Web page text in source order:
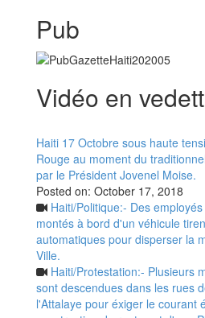
Pub
Vidéo en
Haiti 17 Octobre sous haute
Rouge au moment du
par le Président Jovenel Moise.
Posted on: October 17, 2018
Haiti/Politique:- Des
montés à bord d'un véhicule
automatiques pour disperser la
Ville.
Haiti/Protestation:- Plusieurs
sont descendues dans les rues
l'Attalaye pour éxiger le courant